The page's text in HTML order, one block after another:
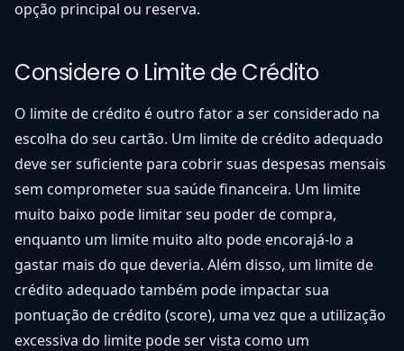
opção principal ou reserva.
Considere o Limite de Crédito
O limite de crédito é outro fator a ser considerado na
escolha do seu cartão. Um limite de crédito adequado
deve ser suficiente para cobrir suas despesas mensais
sem comprometer sua saúde financeira. Um limite
muito baixo pode limitar seu poder de compra,
enquanto um limite muito alto pode encorajá-lo a
gastar mais do que deveria. Além disso, um limite de
crédito adequado também pode impactar sua
pontuação de crédito (score), uma vez que a utilização
excessiva do limite pode ser vista como um